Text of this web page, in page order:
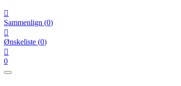

Sammenlign (0)

Ønskeliste (0)

0